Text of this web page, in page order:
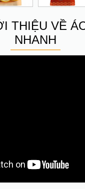
THIỆU VỀ
NHANH